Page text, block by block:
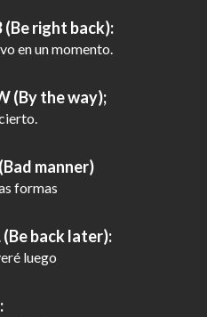
(Be right back):
en un momento.
(By the way);
manner)
formas
(Be back later):
luego